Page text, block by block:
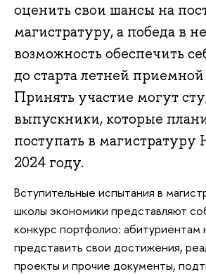
оценить свои шансы на
магистратуру, а победа в
возможность обеспечить
до старта летней
Принять участие могут
выпускники, которые
поступать в
2024 году.
Вступительные испытания в
школы экономики представляют
конкурс портфолио:
представить свои достижения,
проекты и прочие документы,